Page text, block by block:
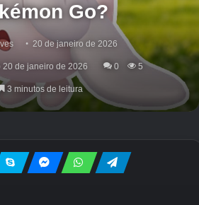
Go?
20 de janeiro de 2026
20 de janeiro de 2026 0 5
3 minutos de leitura